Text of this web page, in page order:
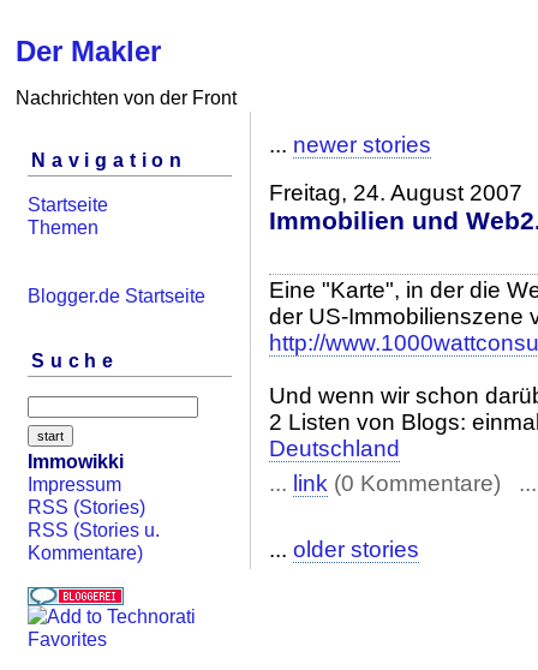
Der Makler
Nachrichten von der Front
Navigation
Startseite
Themen
Blogger.de Startseite
Suche
Immowikki
Impressum
RSS (Stories)
RSS (Stories u.
Kommentare)
... newer stories
Freitag, 24. August 2007
Immobilien und
Eine "Karte", in der die
der US-Immobilienszene
http://
Und wenn wir schon
2 Listen von Blogs:
Deutschland
... link (0 Kommentare)
... older stories